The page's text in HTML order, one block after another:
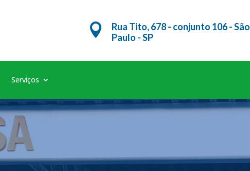

Rua Tito, 678 - conjunto 106 - São
Paulo - SP
Serviços
Tocador
Tocador